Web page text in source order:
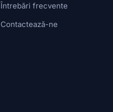
Întrebări frecvente
Contactează-ne